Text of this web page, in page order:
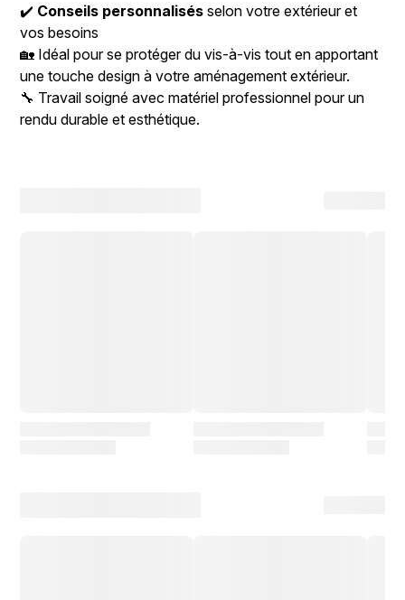
✔️ Conseils personnalisés selon votre extérieur et
vos besoins
🏡 Idéal pour se protéger du vis-à-vis tout en apportant
une touche design à votre aménagement extérieur.
🔧 Travail soigné avec matériel professionnel pour un
rendu durable et esthétique.